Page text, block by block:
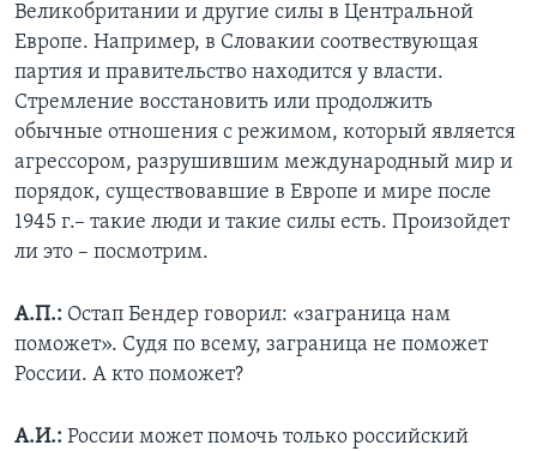
Великобритании и другие силы в Центральной
Европе. Например, в Словакии соотвествующая
партия и правительство находится у власти.
Стремление восстановить или продолжить
обычные отношения с режимом, который является
агрессором, разрушившим международный мир и
порядок, существовавшие в Европе и мире после
1945 г.– такие люди и такие силы есть. Произойдет
ли это – посмотрим.
А.П.: Остап Бендер говорил: «заграница нам
поможет». Судя по всему, заграница не поможет
России. А кто поможет?
А.И.: России может помочь только российский